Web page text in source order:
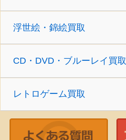
浮世絵・錦絵買取
CD・DVD・ブルーレイ買取
レトロゲーム買取